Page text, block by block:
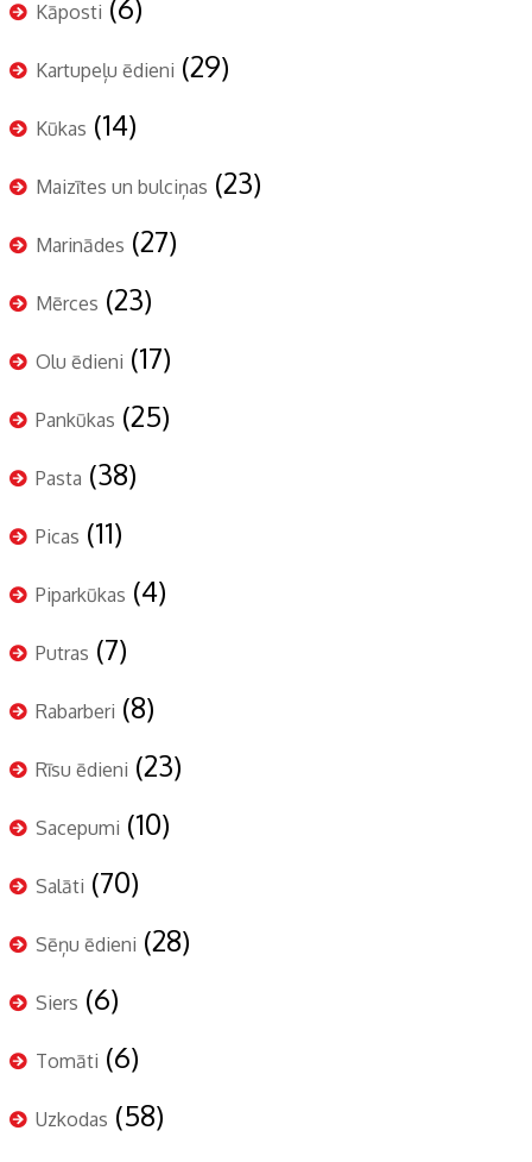
Kāposti
Kartupeļu ēdieni (29)
Kūkas (14)
Maizītes un bulciņas (23)
Marinādes (27)
Mērces (23)
Olu ēdieni (17)
Pankūkas (25)
Pasta (38)
Picas (11)
Piparkūkas (4)
Putras (7)
Rabarberi (8)
Rīsu ēdieni (23)
Sacepumi (10)
Salāti (70)
Sēņu ēdieni (28)
Siers (6)
Tomāti (6)
Uzkodas (58)